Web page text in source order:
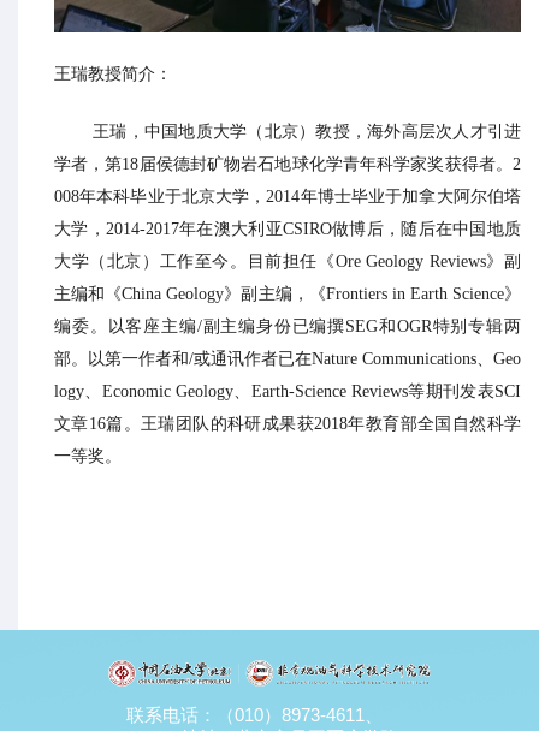
王瑞教授简介：
王瑞，中国地质大学（北京）教授，海外高层次人才引进
学者，第18届侯德封矿物岩石地球化学青年科学家奖获得者。2
008年本科毕业于北京大学，2014年博士毕业于加拿大阿尔伯塔
大学，2014-2017年在澳大利亚CSIRO做博后，随后在中国地质
大学（北京）工作至今。目前担任《Ore Geology Reviews》副
主编和《China Geology》副主编，《Frontiers in Earth Science》
编委。以客座主编/副主编身份已编撰SEG和OGR特别专辑两
部。以第一作者和/或通讯作者已在Nature Communications、Geo
logy、Economic Geology、Earth-Science Reviews等期刊发表SCI
文章16篇。王瑞团队的科研成果获2018年教育部全国自然科学
一等奖。
联系电话：（010）8973-4611、